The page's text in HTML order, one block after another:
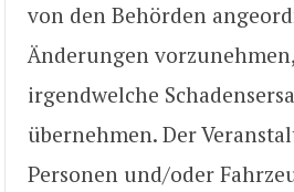
von den Behörden
Änderungen
irgendwelche
übernehmen. Der
Personen und/oder